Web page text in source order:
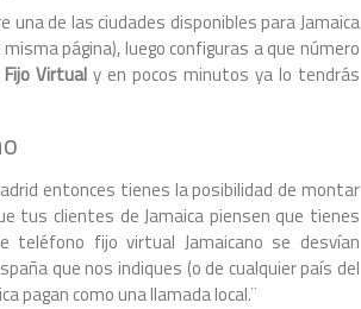
de las ciudades disponibles para Jamaica
página), luego configuras a que número
Fijo Virtual y en pocos minutos ya lo tendrás
entonces tienes la posibilidad de montar
tus clientes de Jamaica piensen que tienes
teléfono fijo virtual Jamaicano se desvían
que nos indiques (o de cualquier país del
pagan como una llamada local.¨